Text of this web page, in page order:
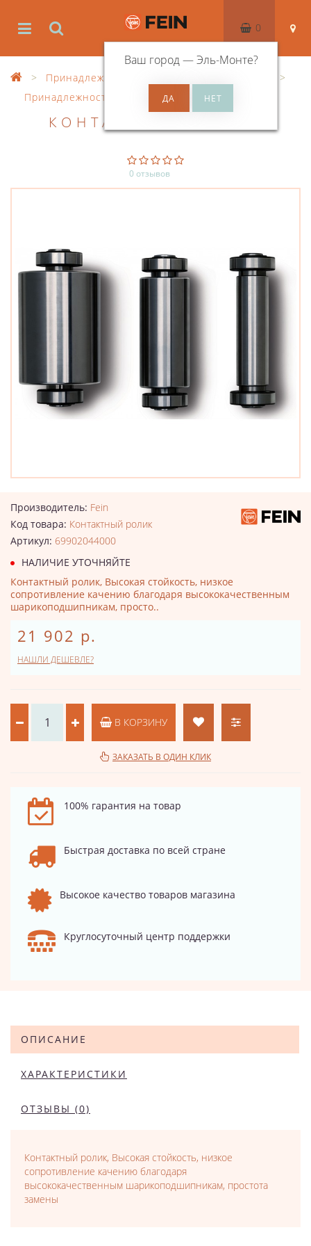
Ваш город —Эль-Монте?
0
Принадлежности
Принадлежности, прочее
КОНТАКТНЫЙ РОЛИК
0 отзывов
Производитель: Fein
Код товара: Контактный ролик
Артикул: 69902044000
НАЛИЧИЕ УТОЧНЯЙТЕ
Контактный ролик, Высокая стойкость, низкое
сопротивление качению благодаря высококачественным
шарикоподшипникам, просто..
21 902 р.
НАШЛИ ДЕШЕВЛЕ?
В КОРЗИНУ
ЗАКАЗАТЬ В ОДИН КЛИК
100% гарантия на товар
Быстрая доставка по всей стране
Высокое качество товаров магазина
Круглосуточный центр поддержки
ОПИСАНИЕ
ХАРАКТЕРИСТИКИ
ОТЗЫВЫ (0)
Контактный ролик, Высокая стойкость, низкое
сопротивление качению благодаря
высококачественным шарикоподшипникам, простота
замены